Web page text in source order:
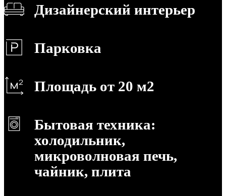
Дизайнерский интерьер
Парковка
Площадь от 20 м2
Бытовая техника:
холодильник,
микроволновая печь,
чайник, плита